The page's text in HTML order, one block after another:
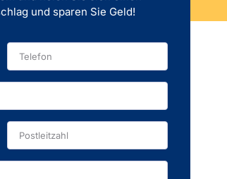
und sparen Sie Geld!